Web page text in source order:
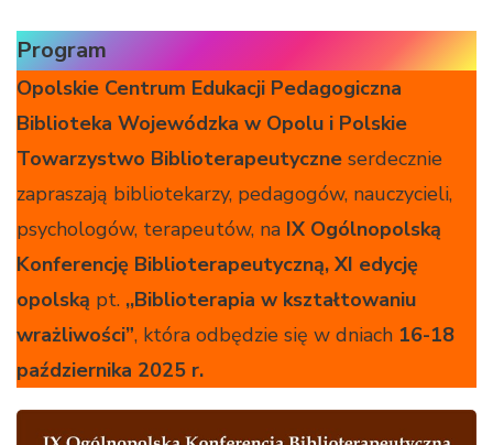
Program
Opolskie Centrum Edukacji Pedagogiczna
Biblioteka Wojewódzka w Opolu i Polskie
Towarzystwo Biblioterapeutyczne serdecznie
zapraszają bibliotekarzy, pedagogów, nauczycieli,
psychologów, terapeutów, na IX Ogólnopolską
Konferencję Biblioterapeutyczną, XI edycję
opolską pt. ,,Biblioterapia w kształtowaniu
wrażliwości”, która odbędzie się w dniach 16-18
października 2025 r.